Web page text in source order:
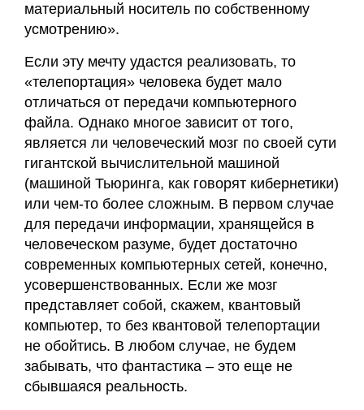
материальный носитель по собственному
усмотрению».
Если эту мечту удастся реализовать, то
«телепортация» человека будет мало
отличаться от передачи компьютерного
файла. Однако многое зависит от того,
является ли человеческий мозг по своей сути
гигантской вычислительной машиной
(машиной Тьюринга, как говорят кибернетики)
или чем-то более сложным. В первом случае
для передачи информации, хранящейся в
человеческом разуме, будет достаточно
современных компьютерных сетей, конечно,
усовершенствованных. Если же мозг
представляет собой, скажем, квантовый
компьютер, то без квантовой телепортации
не обойтись. В любом случае, не будем
забывать, что фантастика – это еще не
сбывшаяся реальность.